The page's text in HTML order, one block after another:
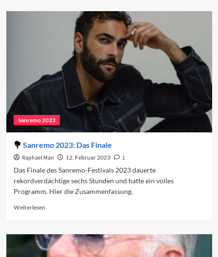
Sanremo
Politik
Sanremo 2023
Sanremo 2023: Das Finale
Raphael Mair 12. Februar 2023
1
Das Finale des Sanremo-Festivals 2023 dauerte
rekordverdächtige sechs Stunden und hatte ein volles
Programm. Hier die Zusammenfassung.
WeiterlesenRead
Sanremo
2023:
Das